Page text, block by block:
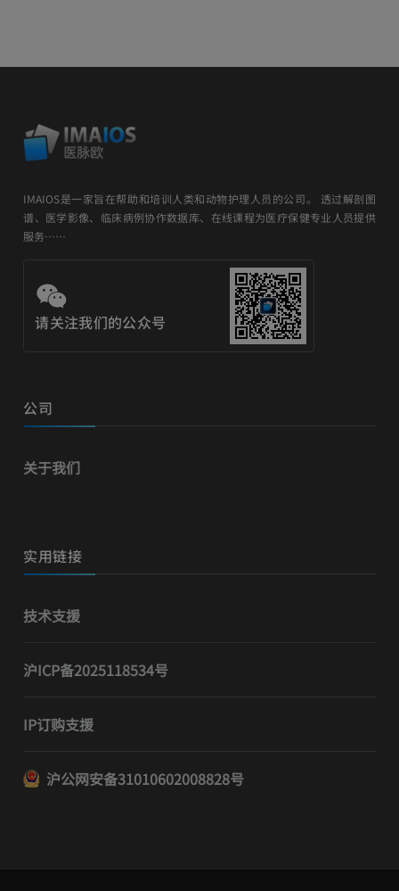
IMAIOS是一家旨在帮助和培训人类和动物护理人员的公司。 透过解剖图
谱、医学影像、临床病例协作数据库、在线课程为医疗保健专业人员提供
服务……
请关注我们的公众号
公司
关于我们
实用链接
技术支援
沪ICP备2025118534号
IP订购支援
沪公网安备31010602008828号